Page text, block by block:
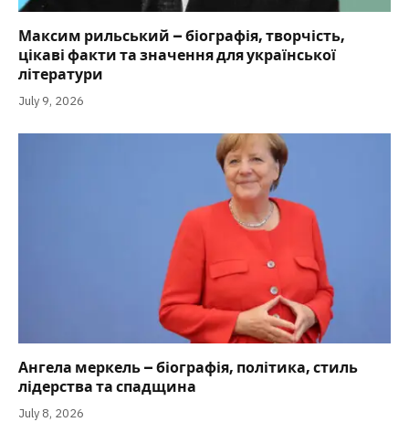
Максим рильський – біографія, творчість,
цікаві факти та значення для української
літератури
July 9, 2026
Ангела меркель – біографія, політика, стиль
лідерства та спадщина
July 8, 2026